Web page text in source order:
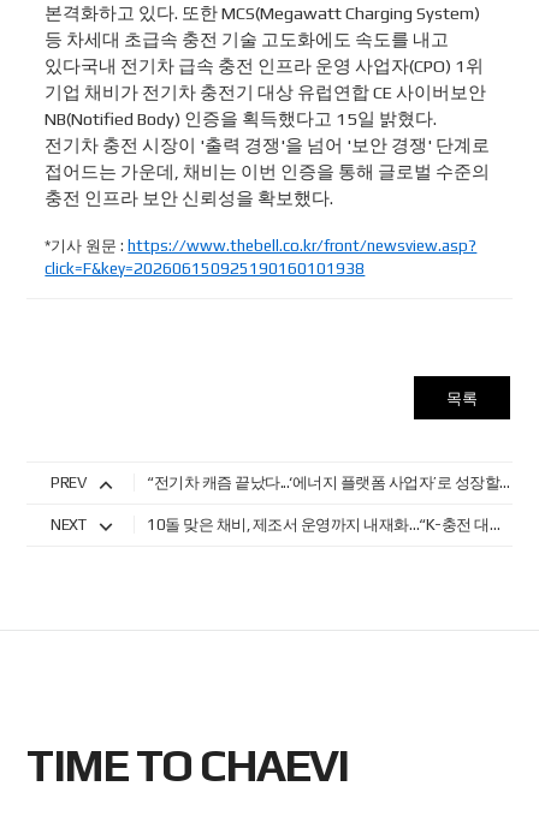
본격화하고 있다. 또한 MCS(Megawatt Charging System)
등 차세대 초급속 충전 기술 고도화에도 속도를 내고
있다국내 전기차 급속 충전 인프라 운영 사업자(CPO) 1위
기업 채비가 전기차 충전기 대상 유럽연합 CE 사이버보안
NB(Notified Body) 인증을 획득했다고 15일 밝혔다.
전기차 충전 시장이 '출력 경쟁'을 넘어 '보안 경쟁' 단계로
접어드는 가운데, 채비는 이번 인증을 통해 글로벌 수준의
충전 인프라 보안 신뢰성을 확보했다.
*기사 원문 : https://www.thebell.co.kr/front/newsview.asp?
click=F&key=202606150925190160101938
목록
PREV “전기차 캐즘 끝났다...‘에너지 플랫폼 사업자’로 성장할 것”
NEXT 10돌 맞은 채비, 제조서 운영까지 내재화…“K-충전 대표 기업으로 도약”
TIME TO CHAEVI